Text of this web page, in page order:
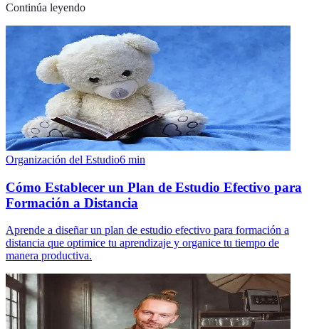
Continúa leyendo
Organización del Estudio6 min
Cómo Establecer un Plan de Estudio Efectivo para
Formación a Distancia
Aprende a diseñar un plan de estudio efectivo para formación a
distancia que optimice tu aprendizaje y organice tu tiempo de
manera productiva.